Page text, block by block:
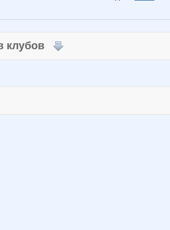
клубов